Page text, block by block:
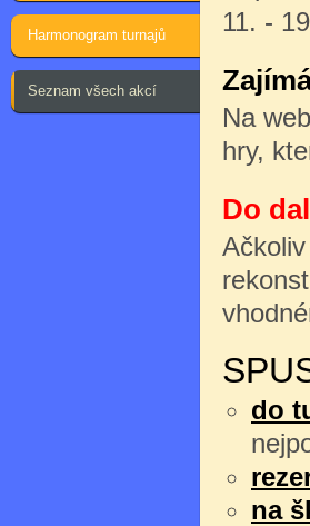
Harmonogram turnajů
Seznam všech akcí
11. -
Na
hry,
Do
do
na